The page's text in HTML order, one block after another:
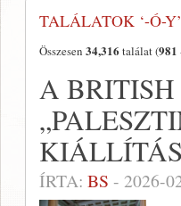
TALÁLATOK ‘-Ó-Y’
Összesen 34,316 találat (981
A
ÍRTA: BS - 2026-